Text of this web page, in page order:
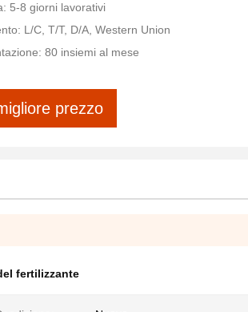
5-8 giorni lavorativi
L/C, T/T, D/A, Western Union
80 insiemi al mese
prezzo
fertilizzante